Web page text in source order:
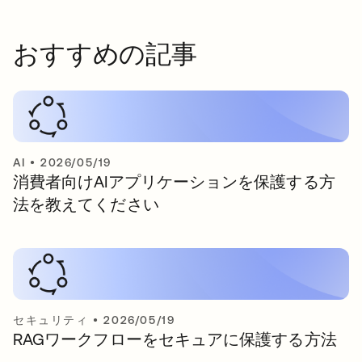
おすすめの記事
AI •2026/05/19
消費者向けAIアプリケーションを保護する方
法を教えてください
セキュリティ •2026/05/19
RAGワークフローをセキュアに保護する方法